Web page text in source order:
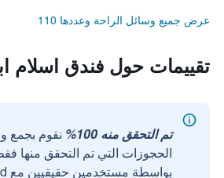
عرض جميع وسائل الراحة وعددها 110
تقييمات حول فندق اسلام
تم التحقق منه 100%
نقوم بجمع
الحجوزات التي تم التحقق منها